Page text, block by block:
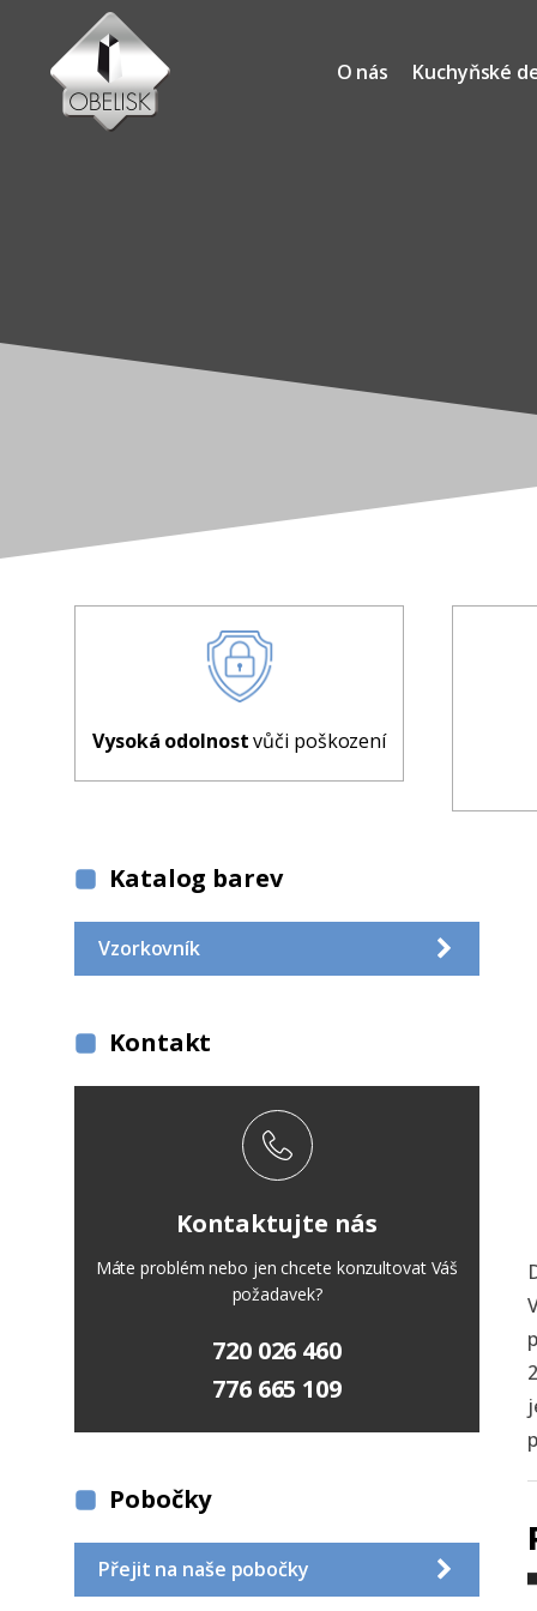
O nás Kuchyňské
Vysoká odolnostvůči poškození
Katalog barev
Vzorkovník
Kontakt
Kontaktujte nás
Máte problém nebo jen chcete konzultovat Váš
požadavek?
720 026 460
776 665 109
Pobočky
Přejit na naše pobočky